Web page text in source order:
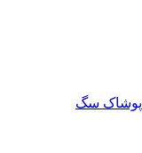
پوشاک سگ